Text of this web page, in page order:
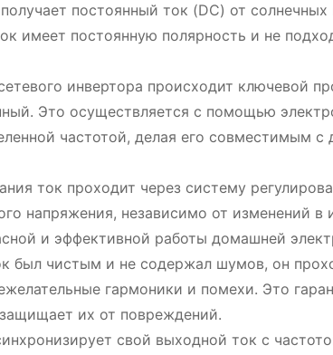
постоянный ток (DC) от
имеет постоянную полярность и не
инвертора происходит ключевой
Это осуществляется с помощью
частотой, делая его совместимым с
ток проходит через систему
напряжения, независимо от изменений в
и эффективной работы домашней
был чистым и не содержал шумов, он
гармоники и помехи. Это
их от повреждений.
свой выходной ток с